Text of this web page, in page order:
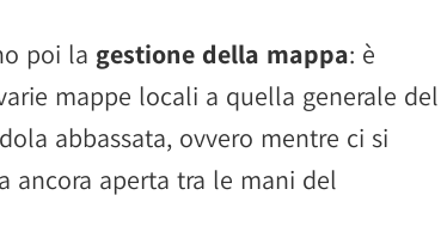
poi la gestione della mappa: è
mappe locali a quella generale del
abbassata, ovvero mentre ci si
ancora aperta tra le mani del